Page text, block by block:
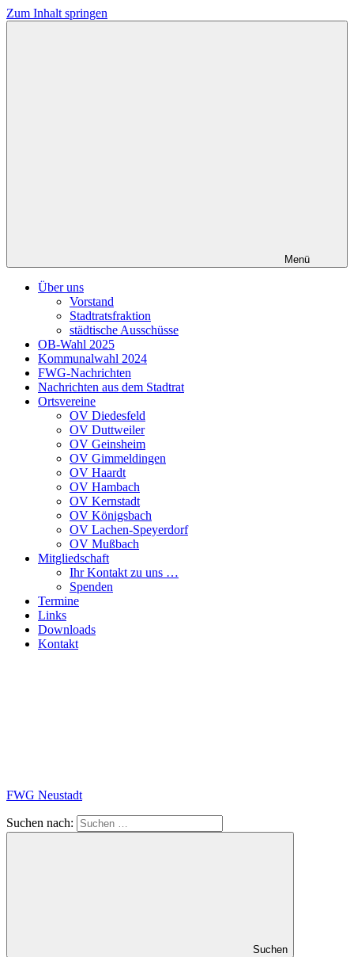
Zum Inhalt springen
Menü
Über uns
Vorstand
Stadtratsfraktion
städtische Ausschüsse
OB-Wahl 2025
Kommunalwahl 2024
FWG-Nachrichten
Nachrichten aus dem Stadtrat
Ortsvereine
OV Diedesfeld
OV Duttweiler
OV Geinsheim
OV Gimmeldingen
OV Haardt
OV Hambach
OV Kernstadt
OV Königsbach
OV Lachen-Speyerdorf
OV Mußbach
Mitgliedschaft
Ihr Kontakt zu uns …
Spenden
Termine
Links
Downloads
Kontakt
FWG Neustadt
Suchen nach:
Suchen